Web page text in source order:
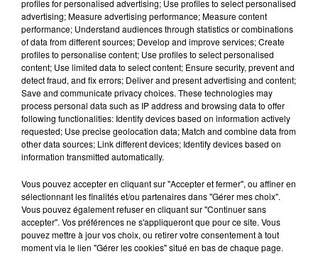
Les animateurs seront disponibles pour
intéragir et
répondre aux questions animalièresdes visiteurs.
Le parc de Sainte Croix développe des nouveautés pour
l'année 2024
profiles for personalised advertising; Use profiles to select personalised
advertising; Measure advertising performance; Measure content
performance; Understand audiences through statistics or combinations
of data from different sources; Develop and improve services; Create
profiles to personalise content; Use profiles to select personalised
content; Use limited data to select content; Ensure security, prevent and
detect fraud, and fix errors; Deliver and present advertising and content;
Save and communicate privacy choices. These technologies may
process personal data such as IP address and browsing data to offer
following functionalities: Identify devices based on information actively
requested; Use precise geolocation data; Match and combine data from
other data sources; Link different devices; Identify devices based on
information transmitted automatically.
Vous pouvez accepter en cliquant sur "Accepter et fermer", ou affiner en
sélectionnant les finalités et/ou partenaires dans "Gérer mes choix".
Vous pouvez également refuser en cliquant sur "Continuer sans
accepter". Vos préférences ne s'appliqueront que pour ce site. Vous
pouvez mettre à jour vos choix, ou retirer votre consentement à tout
moment via le lien "Gérer les cookies" situé en bas de chaque page.